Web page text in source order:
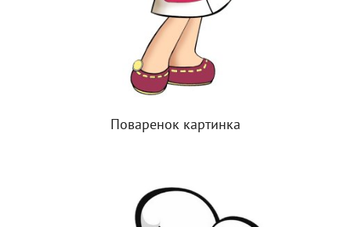
Поваренок картинка